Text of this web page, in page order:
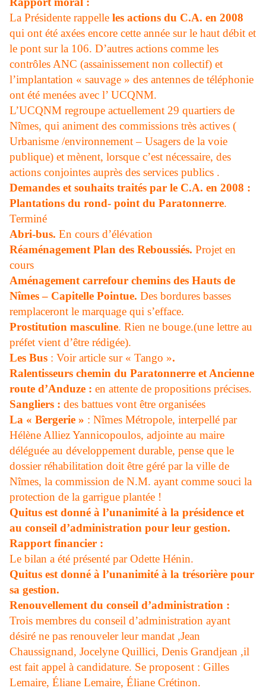
La Présidente rappelle les actions du C.A. en 2008
qui ont été axées encore cette année sur le haut débit et
le pont sur la 106. D’autres actions comme les
contrôles ANC (assainissement non collectif) et
l’implantation « sauvage » des antennes de téléphonie
ont été menées avec l’ UCQNM.
L’UCQNM regroupe actuellement 29 quartiers de
Nîmes, qui animent des commissions très actives (
Urbanisme /environnement – Usagers de la voie
publique) et mènent, lorsque c’est nécessaire, des
actions conjointes auprès des services publics .
Demandes et souhaits traités par le C.A. en 2008 :
Plantations du rond- point du Paratonnerre.
Terminé
Abri-bus. En cours d’élévation
Réaménagement Plan des Reboussiés. Projet en
cours
Aménagement carrefour chemins des Hauts de
Nîmes – Capitelle Pointue. Des bordures basses
remplaceront le marquage qui s’efface.
Prostitution masculine. Rien ne bouge.(une lettre au
préfet vient d’être rédigée).
Les Bus : Voir article sur « Tango ».
Ralentisseurs chemin du Paratonnerre et Ancienne
route d’Anduze : en attente de propositions précises.
Sangliers : des battues vont être organisées
La « Bergerie » : Nîmes Métropole, interpellé par
Hélène Alliez Yannicopoulos, adjointe au maire
déléguée au développement durable, pense que le
dossier réhabilitation doit être géré par la ville de
Nîmes, la commission de N.M. ayant comme souci la
protection de la garrigue plantée !
Quitus est donné à l’unanimité à la présidence et
au conseil d’administration pour leur gestion.
Rapport financier :
Le bilan a été présenté par Odette Hénin.
Quitus est donné à l’unanimité à la trésorière pour
sa gestion.
Renouvellement du conseil d’administration :
Trois membres du conseil d’administration ayant
désiré ne pas renouveler leur mandat ,Jean
Chaussignand, Jocelyne Quillici, Denis Grandjean ,il
est fait appel à candidature. Se proposent : Gilles
Lemaire, Éliane Lemaire, Éliane Crétinon.